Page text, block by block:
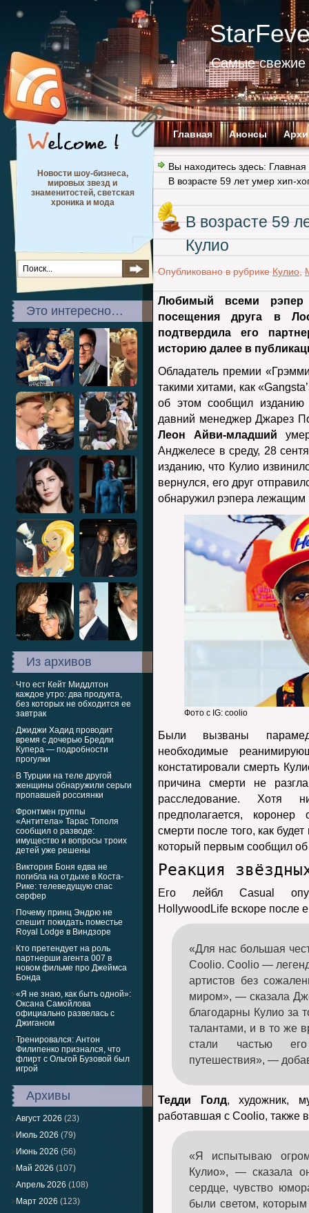
Самые свежие
Главная Анонсы
Новости шоу-бизнеса,
мировых звезд и
знаменитостей, светская
хроника и мода
Это интересно…
Из архивов
Что ест Кейт Миддлтон
каждое утро: два продукта,
без которых не обходится ее
завтрак
Джиджи Хадид проводит
время с дочерью Бредли
Купера — подробности
прогулки
В Турции на теле другой
женщины обнаружили серьги
пропавшей россиянки
Фронтмен группы
«Антитела» Тарас Тополя
сообщил о разводе:
имущество и вопросы троих
детей уже решены
Виктория Боня едва не
погибла на отдыхе в Коста-
Рике: телеведущую спас
серфер
Почему принц Эндрю не
спешит покидать поместье
Royal Lodge в Виндзоре
Кто претендует на роль
партнерши агента 007 в
новом фильме про Джеймса
Бонда
«Я не знаю, как быть одной»:
Оксана Самойлова
официально развелась с
Джиганом
Тренировался: Антон
Филипенко признался, что
флирт с Ольгой Бузовой был
игрой
Архивы
Август 2026 (23)
Июль 2026 (79)
Июнь 2026 (56)
Май 2026 (107)
Апрель 2026 (108)
Март 2026 (123)
Вы находитесь здесь: Главная
В возрасте 59 лет умер хип-
В возрасте 59
Кулио
Опубликовано в рубрике Кулио
Любимый всеми рэпер
посещения друга в
подтвердила его
историю далее в
Обладатель премии
такими хитами, как
об этом сообщил
давний менеджер Джарез
Леон Айви-младший
Анджелесе в среду, 28
изданию, что Кулио
вернулся, его друг
обнаружил рэпера лежащим
Фото с IG: coolio
Были вызваны
необходимые
констатировали смерть
причина смерти не
расследование. Хотя
предполагается,
смерти после того, как
который первым сообщил об
Реакция
Его лейбл Casual
HollywoodLife вскоре после
«Для нас большая
Coolio. Coolio —
артистов без
миром», — сказала
благодарны Кулио за
талантами, и в то же
стали частью его
путешествия», —
Тедди Голд, художник,
работавшая с Coolio, также
«Я испытываю
Кулио», — сказала
сердце, чувство
были светом,